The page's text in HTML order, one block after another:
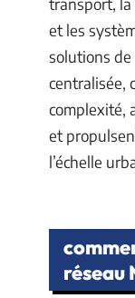
et les
solutions
centralisée,
complexité,
et
l’échelle
réseau